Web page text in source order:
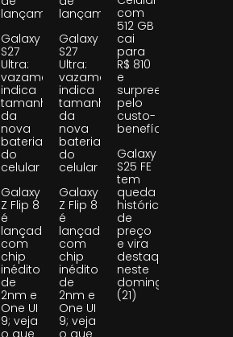
lançamento
Galaxy
S27
Ultra:
vazamento
indica
tamanho
da
nova
bateria
do
celular
Galaxy
Z Flip 8
é
lançado
com
chip
inédito
de
2nm e
One UI
9; veja
lançamento
Galaxy
S27
Ultra:
vazamento
indica
tamanho
da
nova
bateria
do
celular
Galaxy
Z Flip 8
é
lançado
com
chip
inédito
de
2nm e
One UI
9; veja
com
512 GB
cai
para
R$ 810
e
surpreende
pelo
custo-
benefício
Galaxy
S25 FE
tem
queda
histórica
de
preço
e vira
destaque
neste
domingo
(21)